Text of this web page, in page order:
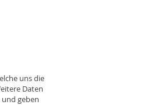
uns die
Daten
geben